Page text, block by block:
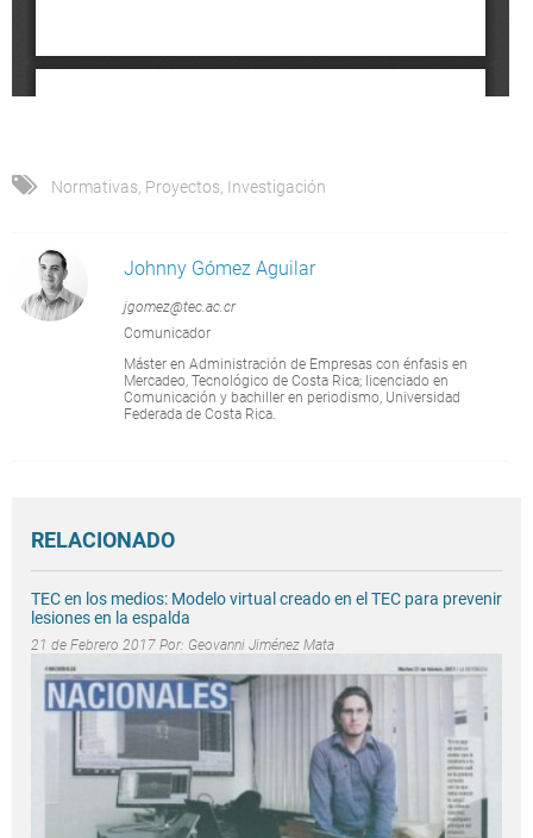
Normativas Proyectos Investigación
Johnny Gómez Aguilar
jgomez@tec.ac.cr
Comunicador
Máster en Administración de Empresas con énfasis en
Mercadeo, Tecnológico de Costa Rica; licenciado en
Comunicación y bachiller en periodismo, Universidad
Federada de Costa Rica.
RELACIONADO
TEC en los medios: Modelo virtual creado en el TEC para prevenir
lesiones en la espalda
21 de Febrero 2017 Por: Geovanni Jiménez Mata